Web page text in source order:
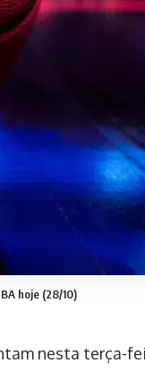
hoje (28/10)
nesta terça-